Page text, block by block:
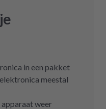
in een pakket
meestal
apparaat weer